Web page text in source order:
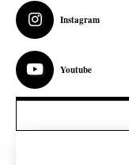
Instagram
Youtube